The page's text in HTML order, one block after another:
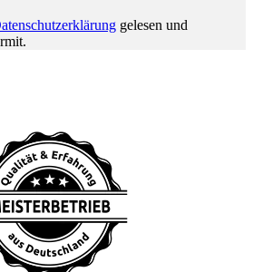
gelesen und